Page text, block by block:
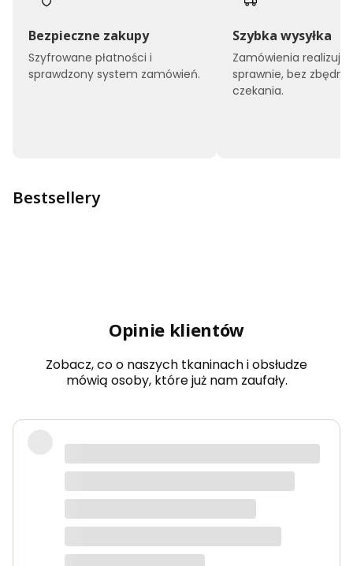
Bezpieczne zakupy
Szyfrowane płatności i
sprawdzony system zamówień.
Szybka wysyłka
Zamówienia
sprawnie, bez
czekania.
Bestsellery
Opinie klientów
Zobacz, co o naszych tkaninach i obsłudze
mówią osoby, które już nam zaufały.
Bardzo dobra jakość tkanin, kolory
dokładnie takie jak na zdjęciach.
Zamówienie przyszło szybko i było
Anna K.